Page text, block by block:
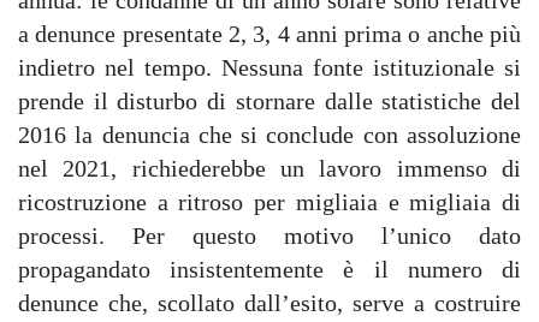
a denunce presentate 2, 3, 4 anni prima o anche più
indietro nel tempo. Nessuna fonte istituzionale si
prende il disturbo di stornare dalle statistiche del
2016 la denuncia che si conclude con assoluzione
nel 2021, richiederebbe un lavoro immenso di
ricostruzione a ritroso per migliaia e migliaia di
processi. Per questo motivo l’unico dato
propagandato insistentemente è il numero di
denunce che, scollato dall’esito, serve a costruire